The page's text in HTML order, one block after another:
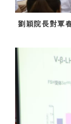
劉穎院長對覃